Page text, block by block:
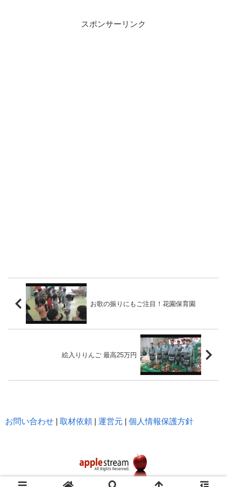
スポンサーリンク
お歌の振りにもご注目！花園保育園
絵入りりんご 最高25万円
お問い合わせ 取材依頼 運営元 個人情報保護方針